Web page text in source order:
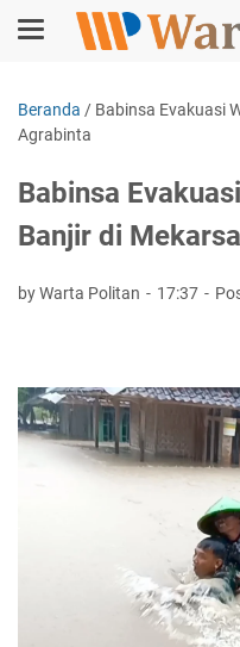
Beranda / Babinsa Evakuasi
Agrabinta
Babinsa
Banjir di
by Warta Politan 17:37